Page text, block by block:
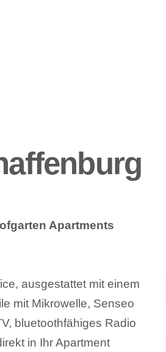
Apartments
ausgestattet mit einem
mit Mikrowelle, Senseo
bluetoothfähiges Radio
in Ihr Apartment